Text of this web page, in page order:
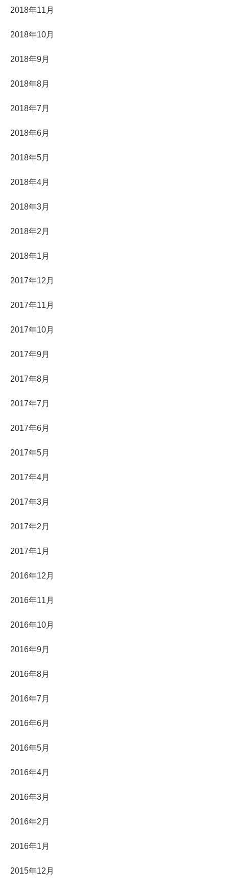
2018年11月
2018年10月
2018年9月
2018年8月
2018年7月
2018年6月
2018年5月
2018年4月
2018年3月
2018年2月
2018年1月
2017年12月
2017年11月
2017年10月
2017年9月
2017年8月
2017年7月
2017年6月
2017年5月
2017年4月
2017年3月
2017年2月
2017年1月
2016年12月
2016年11月
2016年10月
2016年9月
2016年8月
2016年7月
2016年6月
2016年5月
2016年4月
2016年3月
2016年2月
2016年1月
2015年12月